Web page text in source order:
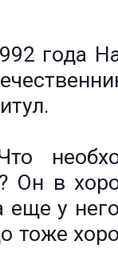
года
Он в
у
тоже